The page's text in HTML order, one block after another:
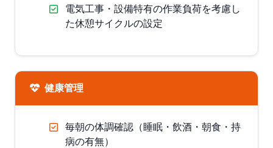
電気工事・設備特有の作業負荷を考慮し
た休憩サイクルの設定
健康管理
毎朝の体調確認（睡眠・飲酒・朝食・持
病の有無）